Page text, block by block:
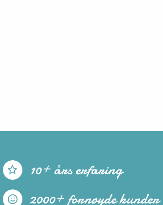
10+ års erfaring
2000+ fornøyde kunder